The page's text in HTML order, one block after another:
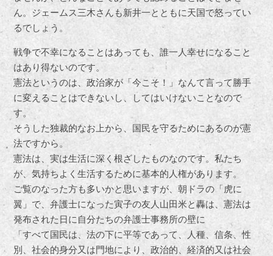
ん。ジェームス三木さんも新井一とともに天国で怒ってい
るでしょう。
戦争で不幸になることはあっても、誰一人幸せになること
はあり得ないのです。
憲法というのは、政治家が「今こそ！」なんて言って勝手
に変えることはできないし、してはいけないことなので
す。
そうした独裁的なお上から、国民を守るためにあるのが憲
法ですから。
憲法は、実は生活に深く根ざしたものなのです。私たち
が、気持ちよく生活するために基本的人権があります。
ご覧のなった方も多いかと思いますが、朝ドラの「虎に
翼」で、弁護士になった寅子の友人山田米と轟は、憲法は
発布された日に自分たちの弁護士事務所の壁に
「すべて国民は、法の下に平等であって、人種、信条、性
別、社会的身分又は門地により、政治的、経済的又は社会